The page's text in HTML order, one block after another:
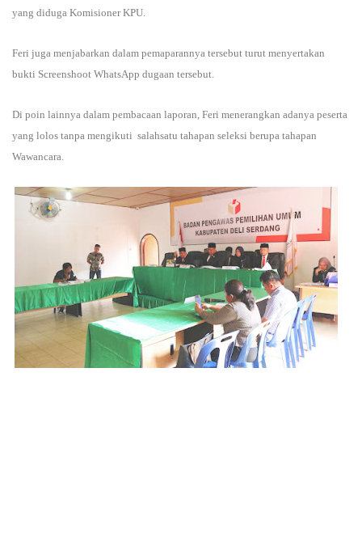
yang diduga Komisioner KPU.
Feri juga menjabarkan dalam pemaparannya tersebut turut menyertakan
bukti Screenshoot WhatsApp dugaan tersebut.
Di poin lainnya dalam pembacaan laporan, Feri menerangkan adanya peserta
yang lolos tanpa mengikuti salahsatu tahapan seleksi berupa tahapan
Wawancara.